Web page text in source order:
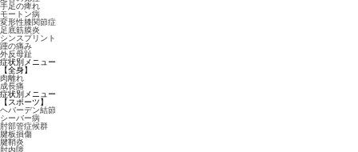
手足の痺れ
モートン病
変形性膝関節症
足底筋膜炎
シンスプリント
踵の痛み
外反母趾
症状別メニュー
【全身】
肉離れ
成長痛
症状別メニュー
【スポーツ】
ヘバーデン結節
シーバー病
肘部管症候群
腱板損傷
腱鞘炎
肘内障